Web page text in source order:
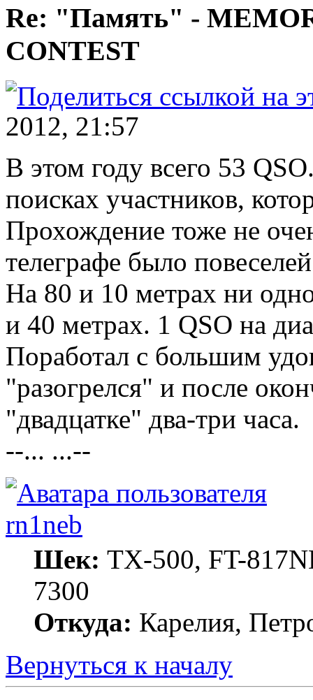
Re: "Память" -
CONTEST
2012, 21:57
В этом году всего 53
поисках участников,
Прохождение тоже не
телеграфе было
На 80 и 10 метрах ни
и 40 метрах. 1 QSO на
Поработал с большим
"разогрелся" и после
"двадцатке" два-три часа.
--... ...--
rn1neb
Шек: TX-500, FT-
7300
Откуда: Карелия,
Вернуться к началу